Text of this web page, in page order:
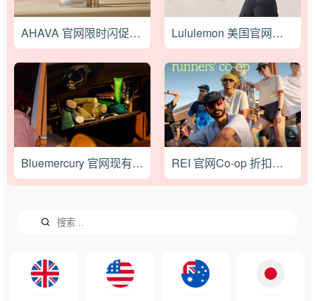
AHAVA 官网限时闪促，红白蓝系列无门槛7折，满赠正装礼 Lululemon 美国官网现有Nulu镂空短款背心特价$78，低至2折无需用码，美国境内免运费
Bluemercury 官网现有会员甄选护肤品8折，小光盾防晒$32 REI 官网Co-op 折扣区现低至2.8折，运动卫衣仅$41